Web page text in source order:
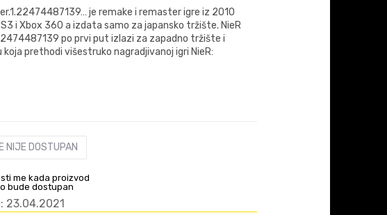
je remake i remaster igre iz 2010
i Xbox 360 a izdata samo za japansko tržište. NieR
po prvi put izlazi za zapadno tržište i
prethodi višestruko nagradjivanoj igri NieR:
NIJE DOSTUPAN
me kada proizvod
bude dostupan
23.04.2021